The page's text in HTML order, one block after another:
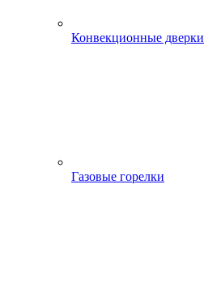
Конвекционные дверки
Газовые горелки